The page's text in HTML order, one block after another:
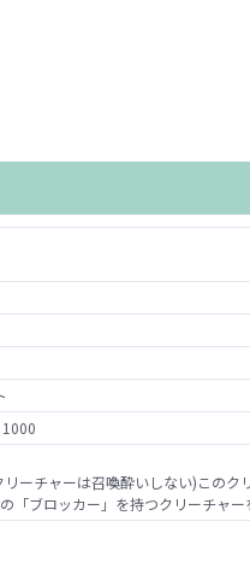
1000
ーチャーは召喚酔いしない)この
「ブロッカー」を持つクリーチャ